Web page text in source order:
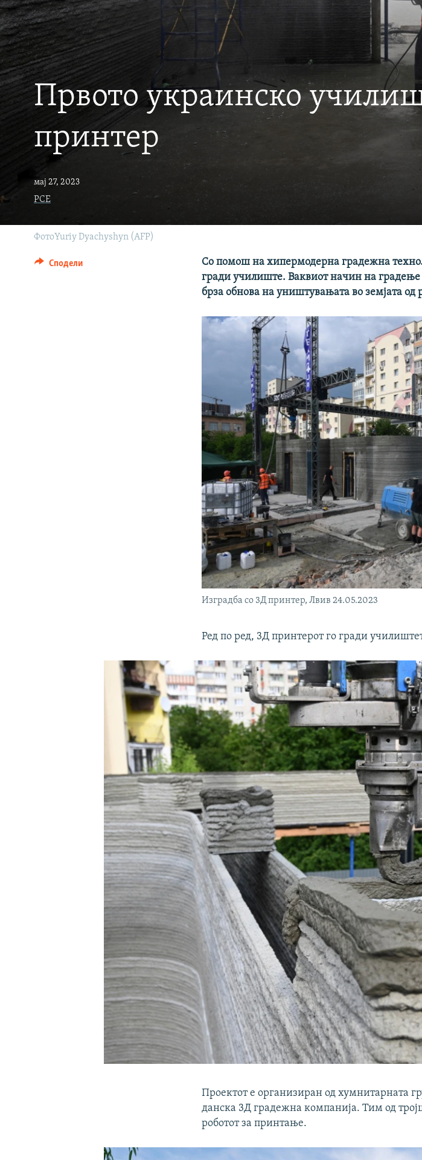
Првото украинско
принтер
мај 27, 2023
РСЕ
ФотоYuriy Dyachyshyn (AFP)
Сподели
Со помош на хипермодерна градежна
гради училиште. Ваквиот начин на
брза обнова на уништувањата во земјата од
Изградба со 3Д принтер, Лвив 24.05.2023
Ред по ред, 3Д принтерот го гради
Проектот е организиран од хумнитарната
данска 3Д градежна компанија. Тим од
роботот за принтање.